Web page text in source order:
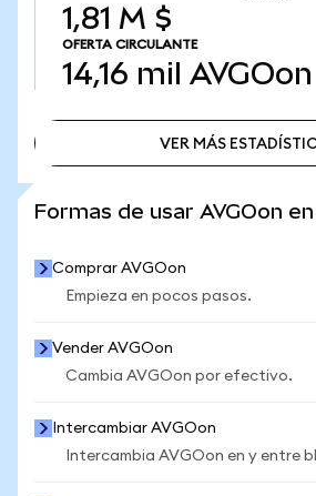
1,81 M $
OFERTA CIRCULANTE
14,16 mil AVGOon
VER MÁS
Formas de usar AVGOon
Comprar AVGOon
Empieza en pocos pasos.
Vender AVGOon
Cambia AVGOon por efectivo.
Intercambiar AVGOon
Intercambia AVGOon en y entre